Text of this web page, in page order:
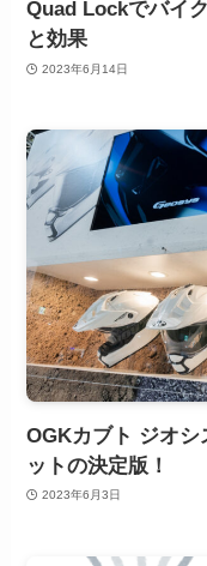
Quad Lockでバイ
と効果
2023年6月14日
OGKカブト ジオシ
ットの決定版！
2023年6月3日